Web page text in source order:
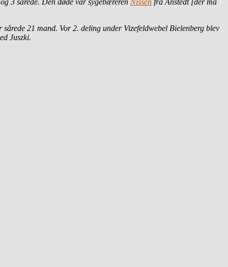
21 mand. Vor 2. deling under Vizefeldwebel Bielenberg blev
Juszki.